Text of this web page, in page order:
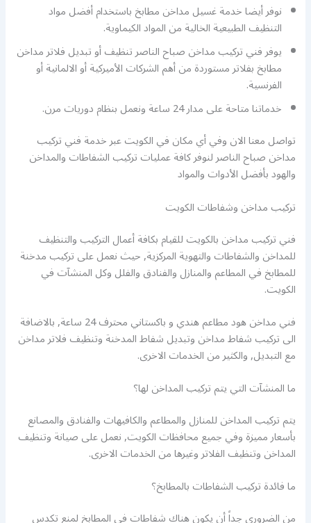
نوفر أيضا خدمة غسيل مداخن مطابخ باستخدام أفضل مواد
التنظيف الطبيعية الخالية من المواد الكيماوية.
يوفر فني تركيب مداخن صباح الناصر تنظيف أو تبديل فلاتر مداخن
مطابخ بفلاتر مستوردة من أهم الشركات الأميركية أو الالمانية أو
الفرنسية.
خدماتنا متاحة على مدار 24 ساعة ونعمل بنظام دوريات مرن.
تواصل معنا الان وفي أي مكان في الكويت عبر خدمة فني تركيب
مداخن صباح الناصر لنوفر كافة عمليات تركيب الشفاطات والمداخن
والهود بأفضل الأدوات والمواد
تركيب مداخن وشفاطات الكويت
فني تركيب مداخن بالكويت للقيام بكافة أعمال التركيب والتنظيف
للمداخن والشفاطات والتهوية المركزية, حيث نعمل على تركيب مدخنة
للمطابخ في المطاعم والمنازل والفنادق والفلل وكل المنشآت في
الكويت.
فني مداخن هود مطاعم هندي و باكستاني محترف 24 ساعة, بالاضافة
الى تركيب شفاط مداخن وتبديل شفاط المدخنة وتنظيف فلاتر مداخن
مع التبديل, والكثير من الخدمات الاخرى.
ما المنشآت التي يتم تركيب المداخن لها؟
يتم تركيب المداخن للمنازل والمطاعم والكافيهات والفنادق والمصانع
بأسعار مميزة وفي جميع محافظات الكويت, نعمل على صيانة وتنظيف
المداخن وتنظيف الفلاتر وغيرها من الخدمات الاخرى.
ما فائدة تركيب الشفاطات بالمطابخ؟